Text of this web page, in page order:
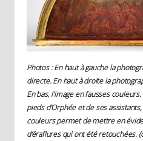
Photos : En haut à gauche la
directe. En haut à droite la
En bas, l’image en fausses
pieds d’Orphée et de ses
couleurs permet de mettre en
d’éraflures qui ont été retouchées.